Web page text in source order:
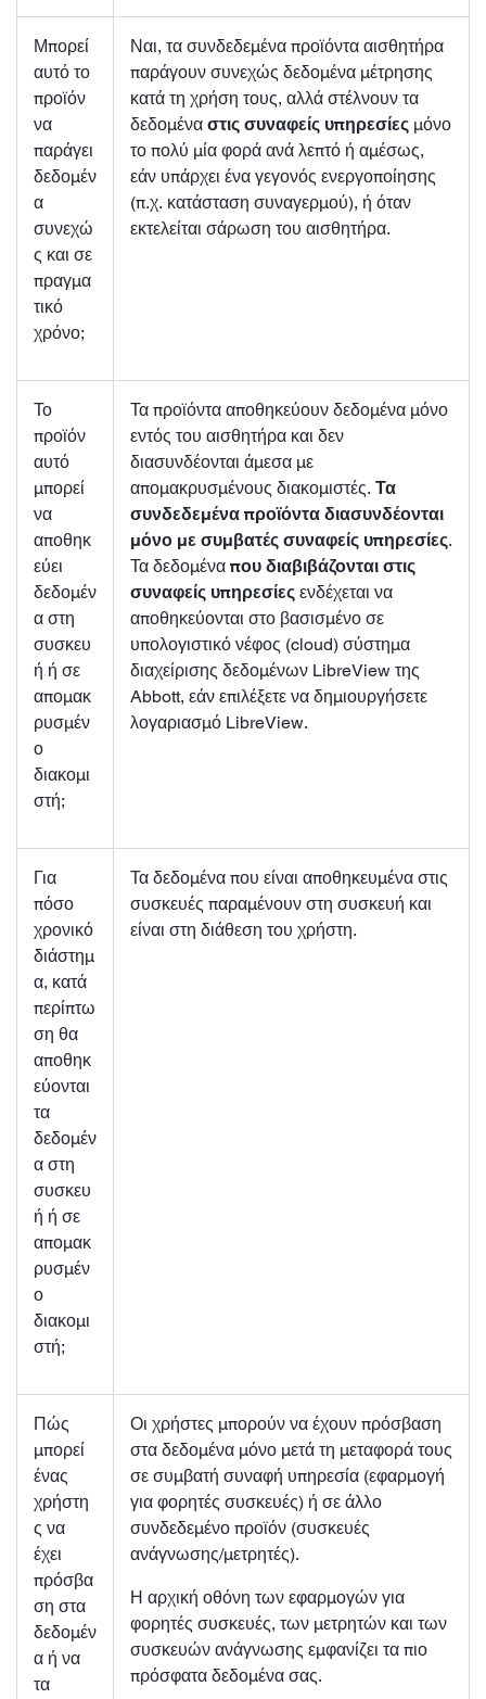
Μπορεί
αυτό το
προϊόν
να
παράγει
δεδομέν
α
συνεχώ
ς και σε
πραγμα
τικό
χρόνο;
Ναι, τα συνδεδεμένα προϊόντα αισθητήρα
παράγουν συνεχώς δεδομένα μέτρησης
κατά τη χρήση τους, αλλά στέλνουν τα
δεδομένα στις συναφείς υπηρεσίες μόνο
το πολύ μία φορά ανά λεπτό ή αμέσως,
εάν υπάρχει ένα γεγονός ενεργοποίησης
(π.χ. κατάσταση συναγερμού), ή όταν
εκτελείται σάρωση του αισθητήρα.
Το
προϊόν
αυτό
μπορεί
να
αποθηκ
εύει
δεδομέν
α στη
συσκευ
ή ή σε
απομακ
ρυσμέν
ο
διακομι
στή;
Τα προϊόντα αποθηκεύουν δεδομένα μόνο
εντός του αισθητήρα και δεν
διασυνδέονται άμεσα με
απομακρυσμένους διακομιστές. Τα
συνδεδεμένα προϊόντα διασυνδέονται
μόνο με συμβατές συναφείς υπηρεσίες.
Τα δεδομένα που διαβιβάζονται στις
συναφείς υπηρεσίες ενδέχεται να
αποθηκεύονται στο βασισμένο σε
υπολογιστικό νέφος (cloud) σύστημα
διαχείρισης δεδομένων LibreView της
Abbott, εάν επιλέξετε να δημιουργήσετε
λογαριασμό LibreView.
Για
πόσο
χρονικό
διάστημ
α, κατά
περίπτω
ση θα
αποθηκ
εύονται
τα
δεδομέν
α στη
συσκευ
ή ή σε
απομακ
ρυσμέν
ο
διακομι
στή;
Τα δεδομένα που είναι αποθηκευμένα στις
συσκευές παραμένουν στη συσκευή και
είναι στη διάθεση του χρήστη.
Πώς
μπορεί
ένας
χρήστη
ς να
έχει
πρόσβα
ση στα
δεδομέν
α ή να
τα
Οι χρήστες μπορούν να έχουν πρόσβαση
στα δεδομένα μόνο μετά τη μεταφορά τους
σε συμβατή συναφή υπηρεσία (εφαρμογή
για φορητές συσκευές) ή σε άλλο
συνδεδεμένο προϊόν (συσκευές
ανάγνωσης/μετρητές).
Η αρχική οθόνη των εφαρμογών για
φορητές συσκευές, των μετρητών και των
συσκευών ανάγνωσης εμφανίζει τα πιο
πρόσφατα δεδομένα σας.